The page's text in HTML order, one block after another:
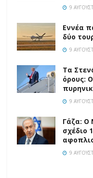
9
Εννέα
δύο
9
Τα
όρους:
9
Γάζα: Ο
σχέδιο
9